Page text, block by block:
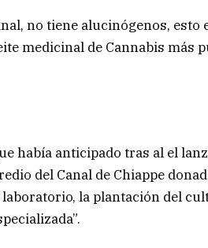
no tiene alucinógenos, esto
medicinal de Cannabis más
había anticipado tras al el
del Canal de Chiappe
laboratorio, la plantación del